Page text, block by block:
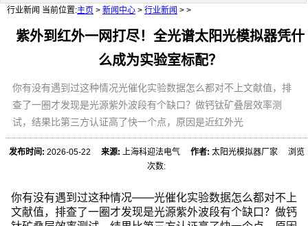
行业新闻 当前位置:主页 > 新闻中心 > 行业新闻 > >
紫外到红外一网打尽！全光谱太阳光模拟器凭什
么成为实验室标配？
你有没有遇到过这种情况光催化实验数据怎么都对不上文献值，排
查了一圈才发现是光源紫外波段有个缺口？做钙钛矿叠层效率测
试，结果比第三方认证高了快一个点，原因是近红外光
发布时间: 2026-05-22 来源: 上海科迎法电气 作者: 太阳光模拟器厂家 浏览
次数:
你有没有遇到过这种情况——光催化实验数据怎么都对不上
文献值，排查了一圈才发现是光源紫外波段有个缺口？做钙